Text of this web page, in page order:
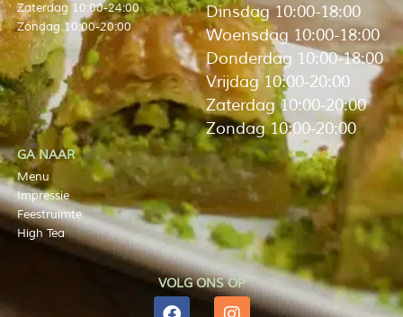
Zaterdag 10:00-24:00
Zondag 10:00-20:00
Dinsdag 10:00-18:00
Woensdag 10:00-18:00
Donderdag 10:00-18:00
Vrijdag 10:00-20:00
Zaterdag 10:00-20:00
Zondag 10:00-20:00
GA NAAR
Menu
Impressie
Feestruimte
High Tea
VOLG ONS OP